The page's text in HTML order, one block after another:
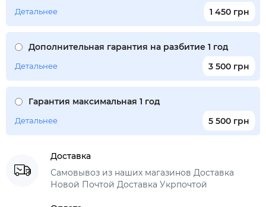
1 450 грн
Детальнее
Дополнительная гарантия на разбитие 1 год
3 500 грн
Детальнее
Гарантия максимальная 1 год
5 500 грн
Детальнее
Доставка
Самовывоз из наших магазинов Доставка
Новой Почтой Доставка Укрпочтой